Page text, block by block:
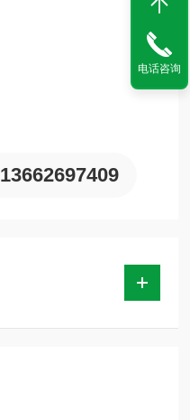
13662697409
电话咨询